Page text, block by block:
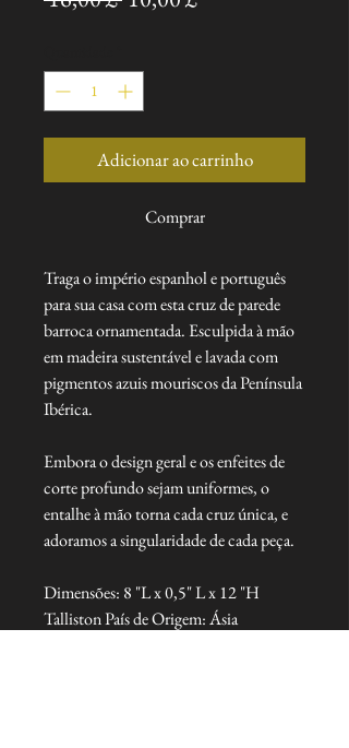
Adicionar ao carrinho
Comprar
Traga o império espanhol e português
para sua casa com esta cruz de parede
barroca ornamentada. Esculpida à mão
em madeira sustentável e lavada com
pigmentos azuis mouriscos da Península
Ibérica.
Embora o design geral e os enfeites de
corte profundo sejam uniformes, o
entalhe à mão torna cada cruz única, e
adoramos a singularidade de cada peça.
Dimensões: 8 "L x 0,5" L x 12 "H
Talliston País de Origem: Ásia